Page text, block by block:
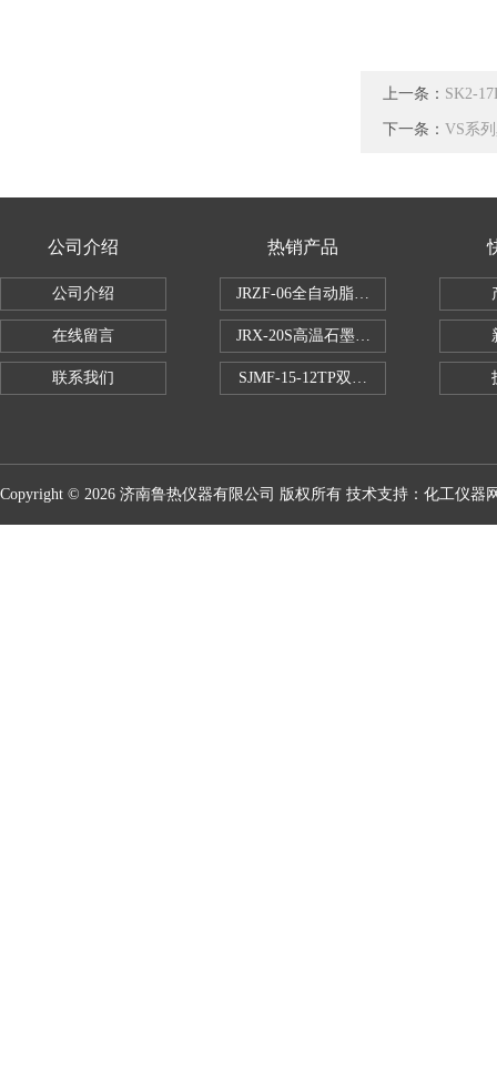
上一条： SK2-
下一条： VS系
公司介绍
公司介绍
在线留言
联系我们
热销产品
JRZF-06全自动脂肪测定仪
JRX-20S高温石墨消煮炉
SJMF-15-12TP双托盘自动升降炉
Copyright © 2026 济南鲁热仪器有限公司 版权所有 技术支持： 化工仪器